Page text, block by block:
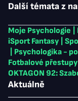
Další témata z
Moje Psychologie
iSport Fantasy
Psychologika -
Fotbalové přestupy
OKTAGON 92:
Aktuálně